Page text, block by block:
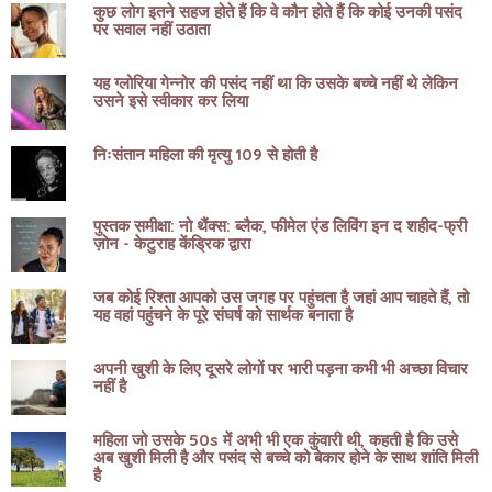
कुछ लोग इतने सहज होते हैं कि वे कौन होते हैं कि कोई उनकी पसंद
पर सवाल नहीं उठाता
यह ग्लोरिया गेन्नोर की पसंद नहीं था कि उसके बच्चे नहीं थे लेकिन
उसने इसे स्वीकार कर लिया
निःसंतान महिला की मृत्यु 109 से होती है
पुस्तक समीक्षा: नो थैंक्स: ब्लैक, फीमेल एंड लिविंग इन द शहीद-फ्री
ज़ोन - केटुराह केंड्रिक द्वारा
जब कोई रिश्ता आपको उस जगह पर पहुंचता है जहां आप चाहते हैं, तो
यह वहां पहुंचने के पूरे संघर्ष को सार्थक बनाता है
अपनी खुशी के लिए दूसरे लोगों पर भारी पड़ना कभी भी अच्छा विचार
नहीं है
महिला जो उसके 50s में अभी भी एक कुंवारी थी, कहती है कि उसे
अब खुशी मिली है और पसंद से बच्चे को बेकार होने के साथ शांति मिली
है